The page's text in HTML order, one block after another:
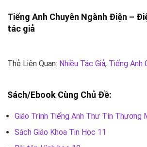
Tiếng Anh Chuyên Ngành Điện –
tác giả
Thẻ Liên Quan: Nhiều Tác Giả, Tiếng Anh
Sách/Ebook Cùng Chủ Đề:
Giáo Trình Tiếng Anh Thư Tín Thương
Sách Giáo Khoa Tin Học 11